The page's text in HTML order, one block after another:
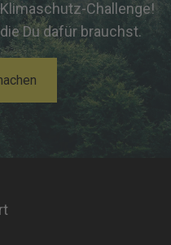
Challenge!
Du dafür brauchst.